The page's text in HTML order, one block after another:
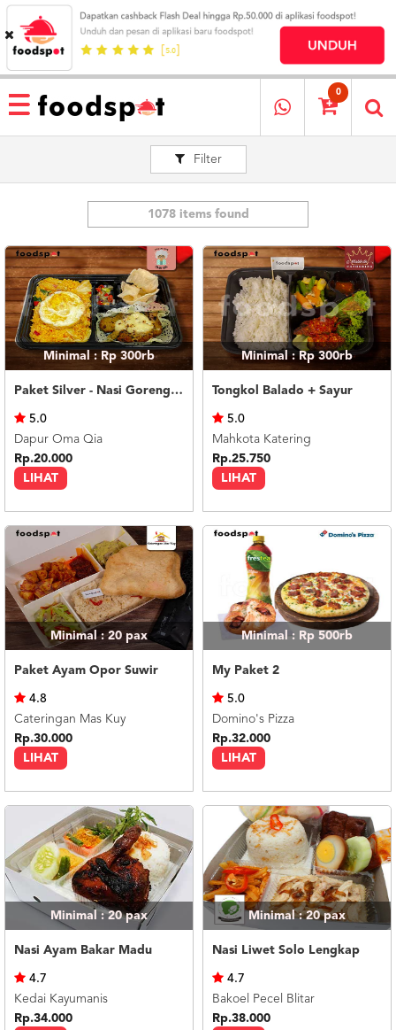
HOME
MENU
RESTAURANT
MEREKA
KATALOG
LOYALTY
PROGRAM
ABOUT
BLOG
TERMS
CENTER
021
5091
3494
LOGIN
DAFTAR
0
Filter
1078 items found
Minimal : Rp 300rb
Paket Silver - Nasi Goreng Nanas Geprek Mozza
LIHAT
5.0
Dapur Oma Qia
Rp.20.000
Minimal : Rp 300rb
Tongkol Balado + Sayur
LIHAT
5.0
Mahkota Katering
Rp.25.750
Minimal : 20pax
Paket Ayam Opor Suwir
LIHAT
4.8
Cateringan Mas Kuy
Rp.30.000
Minimal : Rp 500rb
My Paket 2
LIHAT
5.0
Domino's Pizza
Rp.32.000
Minimal : 20pax
Nasi Ayam Bakar Madu
4.7
Kedai Kayumanis
Rp.34.000
Minimal : 20pax
Nasi Liwet Solo Lengkap
4.7
Bakoel Pecel Blitar
Rp.38.000